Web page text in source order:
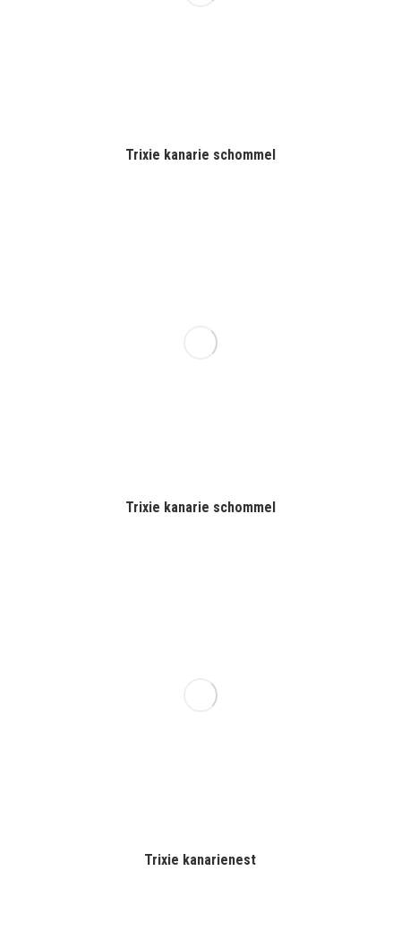
Trixie kanarie schommel
Trixie kanarie schommel
Trixie kanarienest